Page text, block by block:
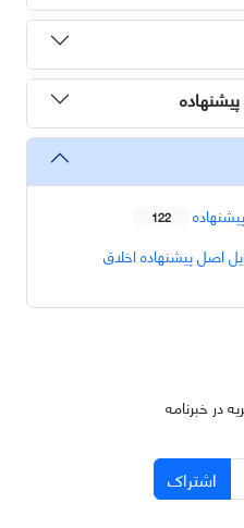
پیشنهاده
122
اصل پیشنهاده اخلاق
در خبرنامه
اشتراک